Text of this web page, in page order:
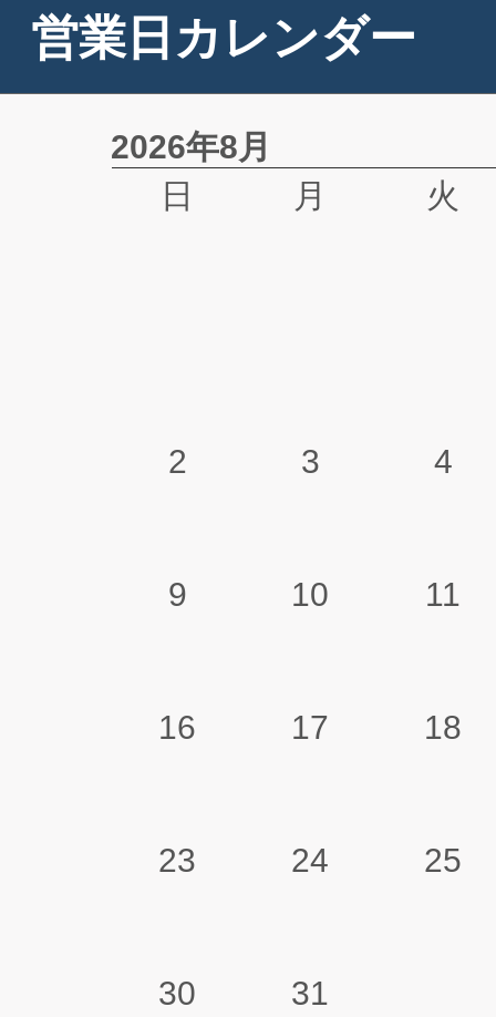
営業日カレンダー
2026年8月
日
月 火
2 3 4
9 10 11
16 17 18
23 24 25
30 31